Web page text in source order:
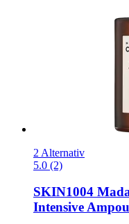
2 Alternativ
5.0 (2)
SKIN1004
Intensive